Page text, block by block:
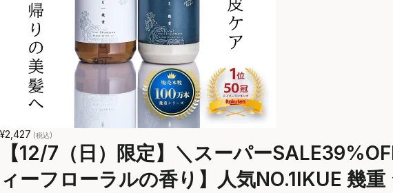
¥2,427 (税込)
【12/7（日）限定】＼スーパー
ィーフローラルの香り】人気NO.1IKUE 幾